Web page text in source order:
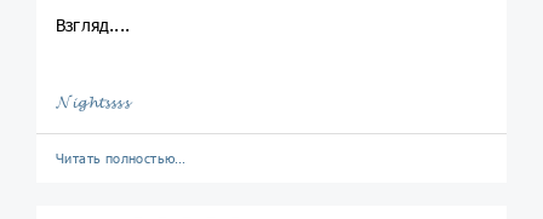
Взгляд....
𝓝𝓲𝓰𝓱𝓽𝓼𝓼𝓼𝓼
Читать полностью…